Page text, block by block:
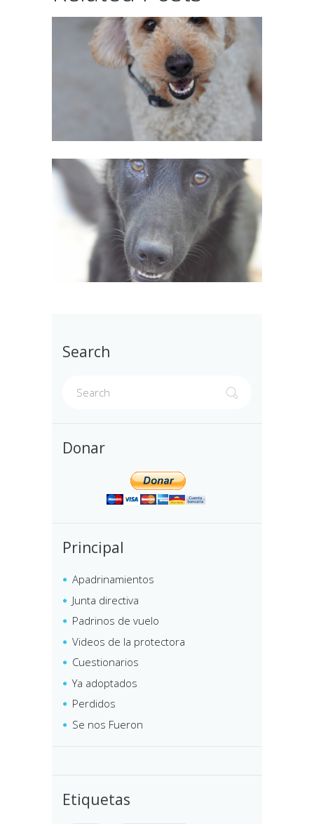
Search
Donar
Principal
Apadrinamientos
Junta directiva
Padrinos de vuelo
Videos de la protectora
Cuestionarios
Ya adoptados
Perdidos
Se nos Fueron
Etiquetas